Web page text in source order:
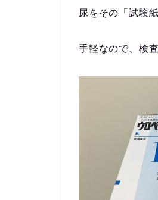
尿をその「試験
手軽なので、検